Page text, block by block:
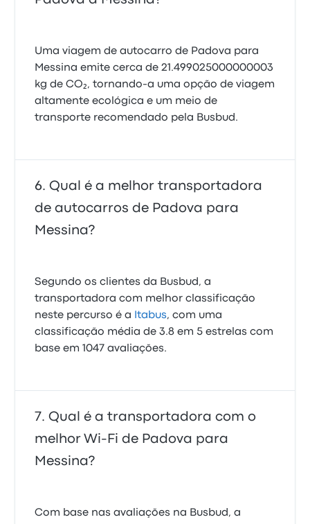
Uma viagem de autocarro de Padova para
Messina emite cerca de 21.499025000000003
kg de CO₂, tornando-a uma opção de viagem
altamente ecológica e um meio de
transporte recomendado pela Busbud.
Qual é a melhor transportadora
de autocarros de Padova para
Messina?
Segundo os clientes da Busbud, a
transportadora com melhor classificação
neste percurso é a
Itabus, com uma
classificação média de 3.8 em 5 estrelas com
base em 1047 avaliações.
Qual é a transportadora com o
melhor Wi-Fi de Padova para
Messina?
Com base nas avaliações na Busbud, a